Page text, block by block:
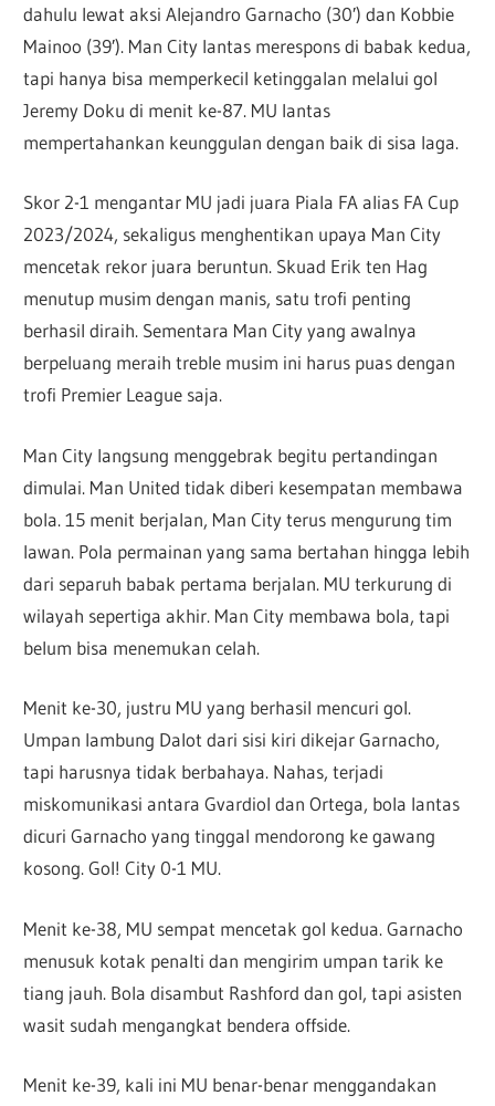
dahulu lewat aksi Alejandro Garnacho (30′) dan Kobbie
Mainoo (39′). Man City lantas merespons di babak kedua,
tapi hanya bisa memperkecil ketinggalan melalui gol
Jeremy Doku di menit ke-87. MU lantas
mempertahankan keunggulan dengan baik di sisa laga.
Skor 2-1 mengantar MU jadi juara Piala FA alias FA Cup
2023/2024, sekaligus menghentikan upaya Man City
mencetak rekor juara beruntun. Skuad Erik ten Hag
menutup musim dengan manis, satu trofi penting
berhasil diraih. Sementara Man City yang awalnya
berpeluang meraih treble musim ini harus puas dengan
trofi Premier League saja.
Man City langsung menggebrak begitu pertandingan
dimulai. Man United tidak diberi kesempatan membawa
bola. 15 menit berjalan, Man City terus mengurung tim
lawan. Pola permainan yang sama bertahan hingga lebih
dari separuh babak pertama berjalan. MU terkurung di
wilayah sepertiga akhir. Man City membawa bola, tapi
belum bisa menemukan celah.
Menit ke-30, justru MU yang berhasil mencuri gol.
Umpan lambung Dalot dari sisi kiri dikejar Garnacho,
tapi harusnya tidak berbahaya. Nahas, terjadi
miskomunikasi antara Gvardiol dan Ortega, bola lantas
dicuri Garnacho yang tinggal mendorong ke gawang
kosong. Gol! City 0-1 MU.
Menit ke-38, MU sempat mencetak gol kedua. Garnacho
menusuk kotak penalti dan mengirim umpan tarik ke
tiang jauh. Bola disambut Rashford dan gol, tapi asisten
wasit sudah mengangkat bendera offside.
Menit ke-39, kali ini MU benar-benar menggandakan